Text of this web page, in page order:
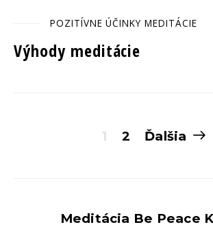
POZITÍVNE ÚČINKY MEDITÁCIE
Výhody meditácie
1 2 Ďalšia
Meditácia Be Peace